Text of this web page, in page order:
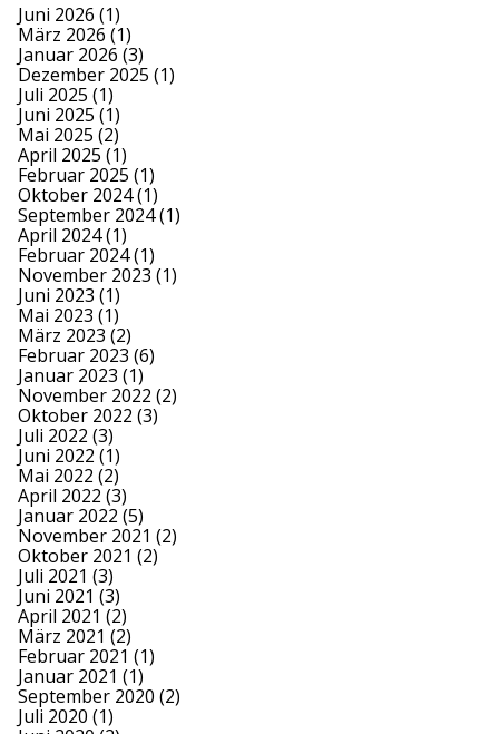
Juni 2026 (1)
März 2026 (1)
Januar 2026 (3)
Dezember 2025 (1)
Juli 2025 (1)
Juni 2025 (1)
Mai 2025 (2)
April 2025 (1)
Februar 2025 (1)
Oktober 2024(1)
September 2024(1)
April 2024(1)
Februar 2024(1)
November 2023 (1)
Juni 2023 (1)
Mai 2023 (1)
März 2023 (2)
Februar 2023 (6)
Januar 2023 (1)
November 2022 (2)
Oktober 2022 (3)
Juli 2022 (3)
Juni 2022 (1)
Mai 2022 (2)
April 2022 (3)
Januar 2022 (5)
November 2021 (2)
Oktober 2021 (2)
Juli 2021 (3)
Juni 2021 (3)
April 2021 (2)
März 2021 (2)
Februar 2021 (1)
Januar 2021 (1)
September 2020 (2)
Juli 2020 (1)